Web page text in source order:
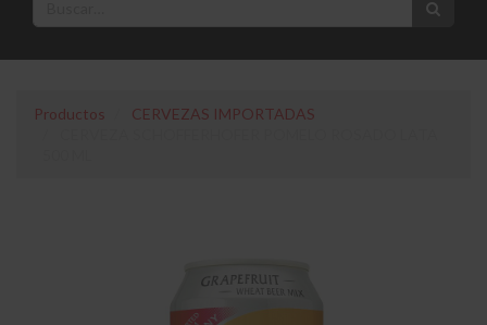
Productos
CERVEZAS IMPORTADAS